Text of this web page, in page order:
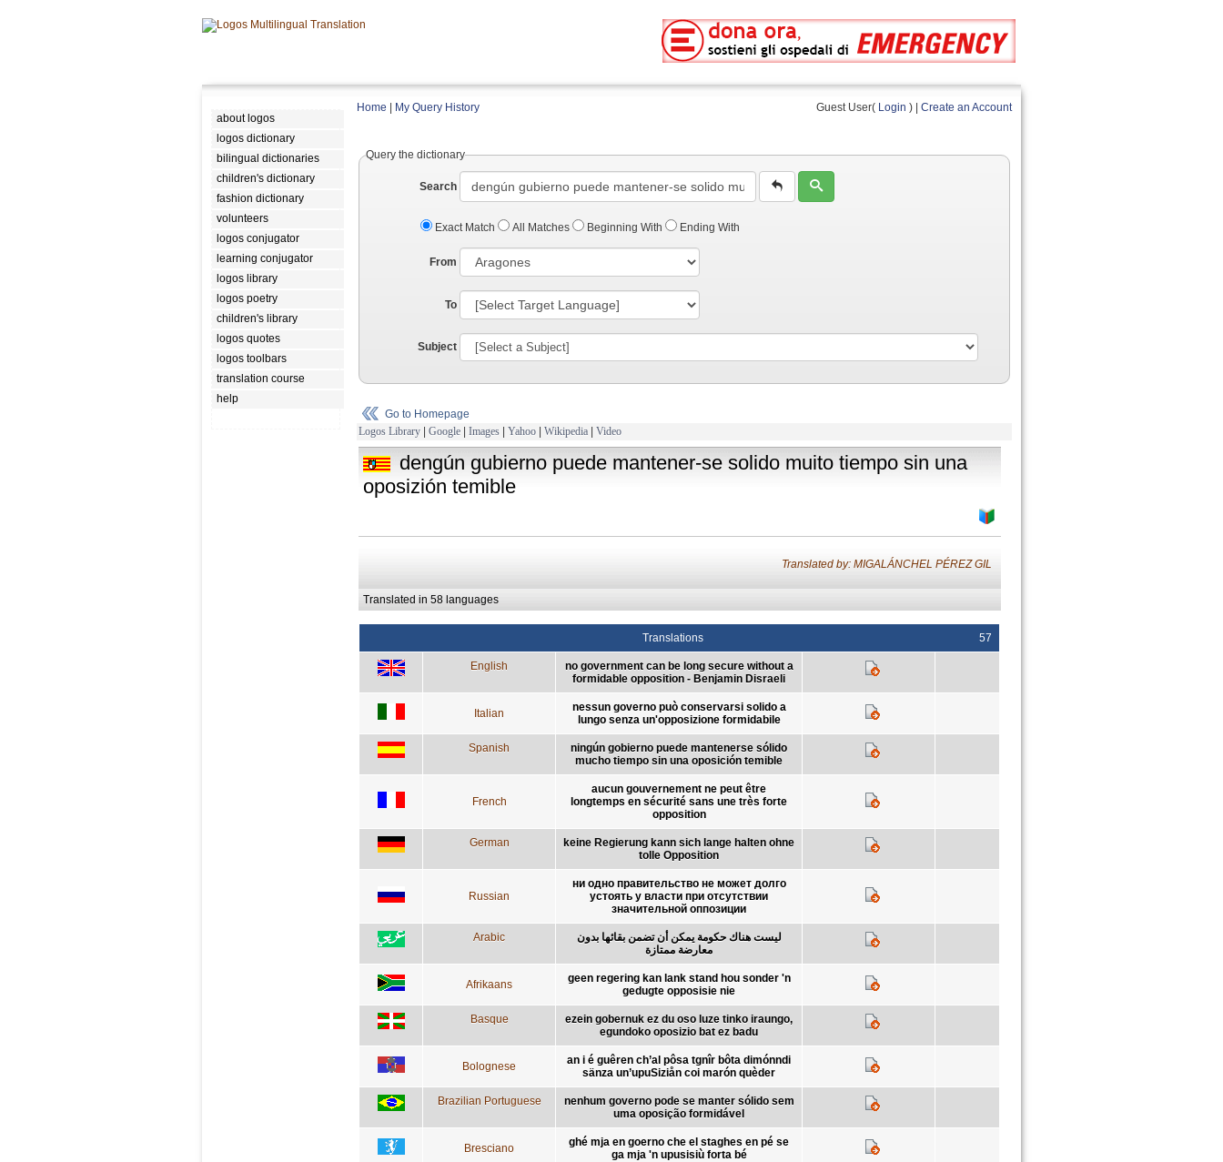
about logos
logos dictionary
bilingual dictionaries
children's dictionary
fashion dictionary
volunteers
logos conjugator
learning conjugator
logos library
logos poetry
children's library
logos quotes
logos toolbars
translation course
help
Home My Query History Guest User( Login ) | Create an Account
Query the dictionary
Search
Exact Match All Matches Beginning With Ending With
From
To
Subject
Go to Homepage
Logos Library | Google | Images | Yahoo | Wikipedia | Video
dengún gubierno puede mantener-se solido muito tiempo sin una
oposizión temible
Translated by: MIGALÁNCHEL PÉREZ GIL
Translated in 58 languages
Translations 57
English
no government can be long secure without a
formidable opposition - Benjamin Disraeli
Italian
nessun governo può conservarsi solido a
lungo senza un'opposizione formidabile
Spanish
ningún gobierno puede mantenerse sólido
mucho tiempo sin una oposición temible
French
aucun gouvernement ne peut être
longtemps en sécurité sans une très forte
opposition
German
keine Regierung kann sich lange halten ohne
tolle Opposition
Russian
ни одно правительство не может долго
устоять у власти при отсутствии
значительной оппозиции
Arabic
ليست هناك حكومة يمكن أن تضمن بقائها بدون
معارضة ممتازة
Afrikaans
geen regering kan lank stand hou sonder 'n
gedugte opposisie nie
Basque
ezein gobernuk ez du oso luze tinko iraungo,
egundoko oposizio bat ez badu
Bolognese
an i é guêren ch’al pôsa tgnîr bôta dimónndi
sänza un’upuSiziån coi marón quèder
Brazilian Portuguese
nenhum governo pode se manter sólido sem
uma oposição formidável
Bresciano
ghé mja en goerno che el staghes en pé se
ga mja 'n upusisiù forta bé